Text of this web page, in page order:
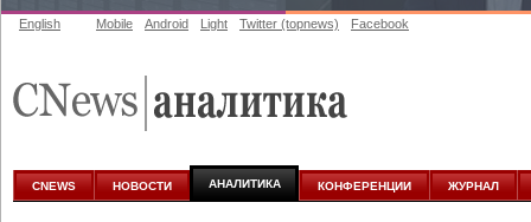
аналитике
English Mobile Android Light Twitter (topnews) Facebook
CNEWS НОВОСТИ АНАЛИТИКА КОНФЕРЕНЦИИ ЖУРНАЛ